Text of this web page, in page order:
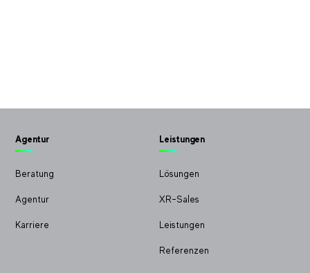
Agentur
Beratung
Agentur
Karriere
Leistungen
Lösungen
XR-Sales
Leistungen
Referenzen